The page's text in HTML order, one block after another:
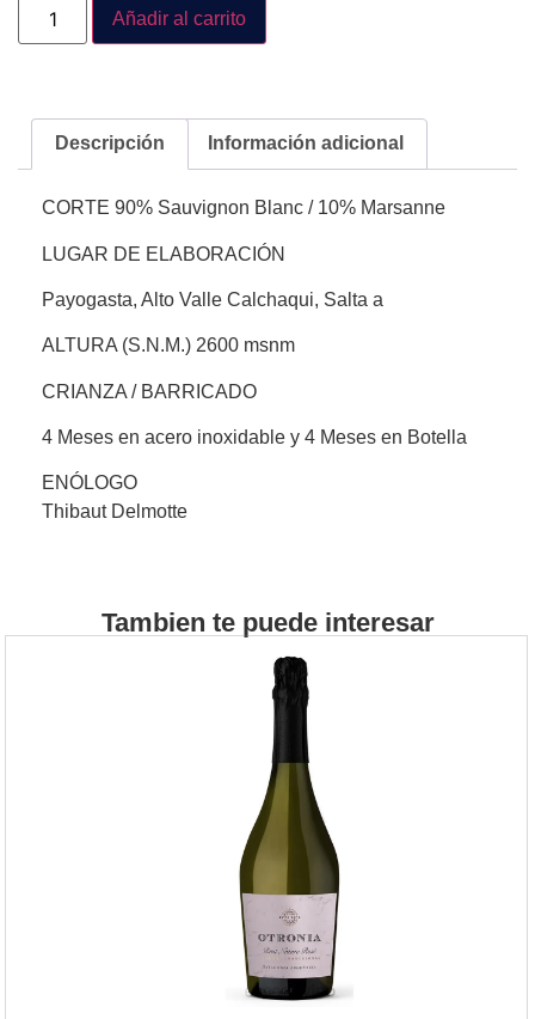
Añadir al carrito
Descripción Información adicional
CORTE 90% Sauvignon Blanc / 10% Marsanne
LUGAR DE ELABORACIÓN
Payogasta, Alto Valle Calchaqui, Salta a
ALTURA (S.N.M.) 2600 msnm
CRIANZA / BARRICADO
4 Meses en acero inoxidable y 4 Meses en Botella
ENÓLOGO
Thibaut Delmotte
Tambien te puede interesar